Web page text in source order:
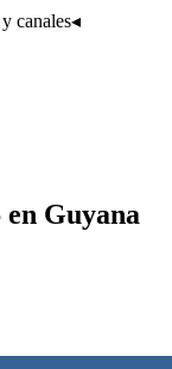
canales◂
Guyana